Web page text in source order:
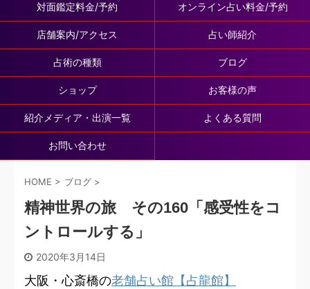
対面鑑定料金/予約 オンライン占い料金/予約
店舗案内/アクセス 占い師紹介
占術の種類 ブログ
ショップ お客様の声
紹介メディア・出演一覧 よくある質問
お問い合わせ
HOME > ブログ >
精神世界の旅 その160「感受性をコ
ントロールする」
2020年3月14日
大阪・心斎橋の老舗占い館【占龍館】